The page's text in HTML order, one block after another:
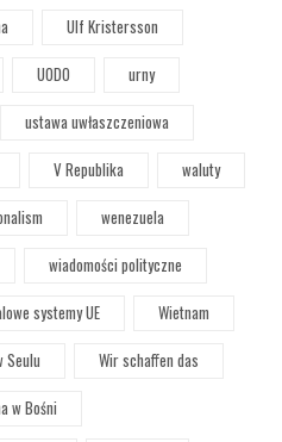
Ulf Kristersson
UODO
urny
ustawa uwłaszczeniowa
V Republika
waluty
wenezuela
wiadomości polityczne
systemy UE
Wietnam
Seulu
Wir schaffen das
w Bośni